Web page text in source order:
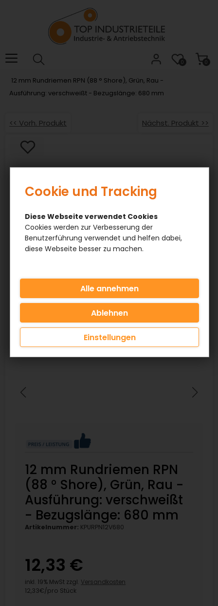
0
0
12 mm Rundriemen RPN (88 ° Shore), Grün, Rau -
Ausführung: verschweißt - Bezugslänge: 680 mm
<< Vorh. Produkt Nächst. Produkt >>
12 mm Rundriemen RPN
(88 ° Shore), Grün, Rau -
Ausführung: verschweißt
- Bezugslänge: 680 mm
Artikelnummer: KPURPN12V680
12,33 €
inkl. 19% MwSt zzgl. Versandkosten
12,33€/pro Stück
Cookie und Tracking
Diese Webseite verwendet Cookies
Cookies werden zur Verbesserung der
Benutzerführung verwendet und helfen dabei,
diese Webseite besser zu machen.
Einstellungen